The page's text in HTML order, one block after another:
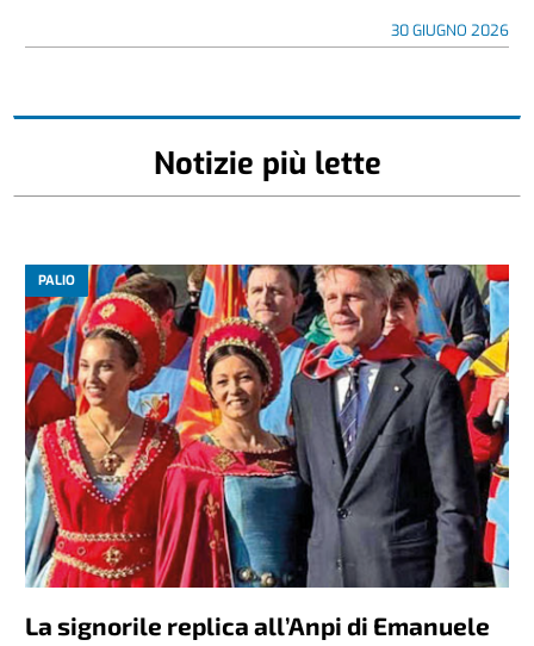
30 GIUGNO 2026
Notizie più lette
PALIO
La signorile replica all’Anpi di Emanuele